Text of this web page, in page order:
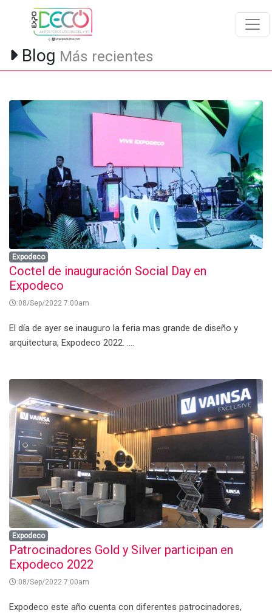
Blog Más recientes
Expodeco
Coctel de inauguración Social Day en
Expodeco
:08/Sep/2022 7:00am
El día de ayer se inauguro la feria mas grande de diseño y
arquitectura, Expodeco 2022. ....
Expodeco
Patrocinadores Gold y Silver participan en
Expodeco 2022
:08/Sep/2022 7:00am
Expodeco este año cuenta con diferentes patrocinadores,